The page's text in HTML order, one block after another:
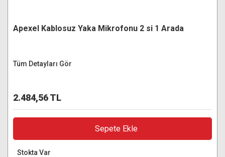
Apexel Kablosuz Yaka Mikrofonu 2 si 1 Arada
Tüm Detayları Gör
2.484,56 TL
Sepete Ekle
Stokta Var